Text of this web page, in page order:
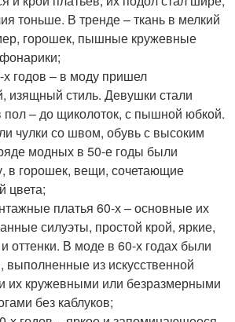
тоньше. В тренде – ткань в мелкий
горошек, пышные кружевные
х годов – в моду пришел
изящный стиль. Девушки стали
пол – до щиколоток, с пышной юбкой.
чулки со швом, обувь с высоким
модных в 50-е годы были
в горошек, вещи, сочетающие
цвета;
платья 60-х – основные их
силуэты, простой крой, яркие,
оттенки. В моде в 60-х годах были
выполненные из искусственной
их кружевными или безразмерными
без каблуков;